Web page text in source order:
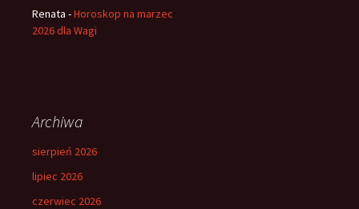
Renata -Horoskop na marzec
2026 dla Wagi
Archiwa
sierpień 2026
lipiec 2026
czerwiec 2026